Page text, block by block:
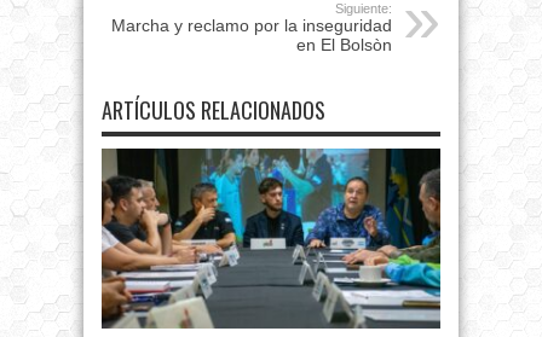
Siguiente:
Marcha y reclamo por la inseguridad
en El Bolsòn
ARTÍCULOS RELACIONADOS